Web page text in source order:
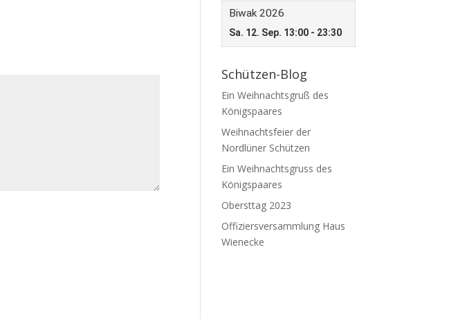
Schützen-Blog
Ein Weihnachtsgruß des
Königspaares
Weihnachtsfeier der
Nordlüner Schützen
Ein Weihnachtsgruss des
Königspaares
Obersttag 2023
Offiziersversammlung Haus
Wienecke